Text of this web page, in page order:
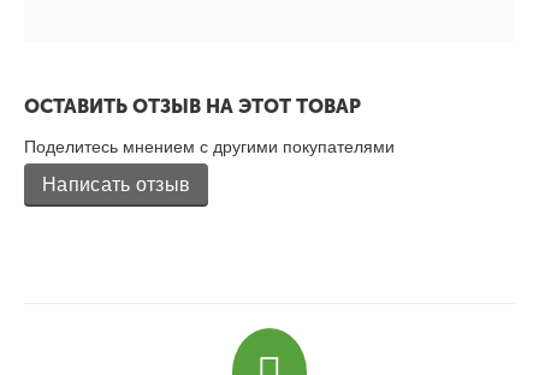
ОСТАВИТЬ ОТЗЫВ НА ЭТОТ ТОВАР
Поделитесь мнением с другими покупателями
Написать отзыв